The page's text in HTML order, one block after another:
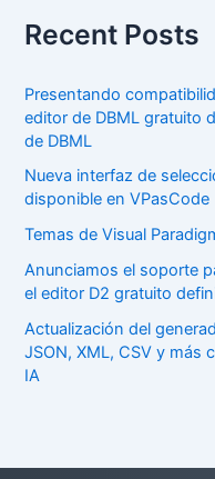
Recent Posts
Presentando
editor de DBML gratuito
de DBML
Nueva interfaz de
disponible en VPasCode
Temas de Visual
Anunciamos el soporte
el editor D2 gratuito
Actualización del
JSON, XML, CSV y más
IA